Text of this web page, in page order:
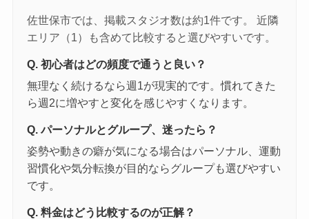
佐世保市では、掲載スタジオ数は約1件です。 近隣
エリア（1）も含めて比較すると選びやすいです。
Q. 初心者はどの頻度で通うと良い？
無理なく続けるなら週1が現実的です。慣れてきた
ら週2に増やすと変化を感じやすくなります。
Q. パーソナルとグループ、迷ったら？
姿勢や動きの癖が気になる場合はパーソナル、運動
習慣化や気分転換が目的ならグループも選びやすい
です。
Q. 料金はどう比較するのが正解？